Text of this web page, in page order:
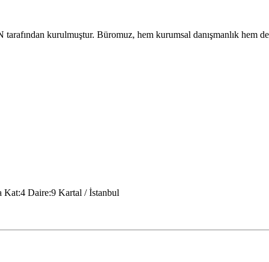
kurulmuştur. Büromuz, hem kurumsal danışmanlık hem
Daire:9 Kartal / İstanbul